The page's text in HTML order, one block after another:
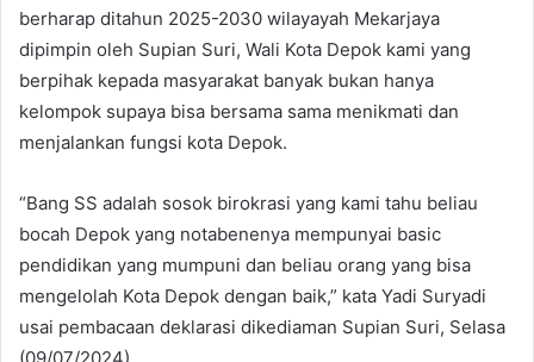
berharap ditahun 2025-2030 wilayayah Mekarjaya
dipimpin oleh Supian Suri, Wali Kota Depok kami yang
berpihak kepada masyarakat banyak bukan hanya
kelompok supaya bisa bersama sama menikmati dan
menjalankan fungsi kota Depok.
“Bang SS adalah sosok birokrasi yang kami tahu beliau
bocah Depok yang notabenenya mempunyai basic
pendidikan yang mumpuni dan beliau orang yang bisa
mengelolah Kota Depok dengan baik,” kata Yadi Suryadi
usai pembacaan deklarasi dikediaman Supian Suri, Selasa